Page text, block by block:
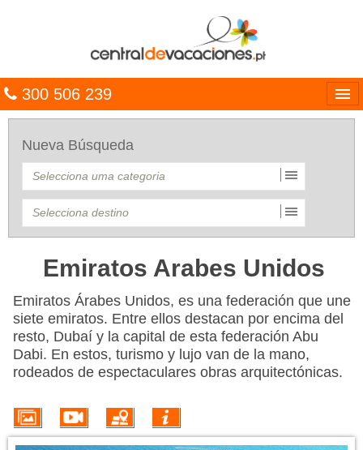
300 506 239
TRIP PLANNER
PACOTES
MULTIDESTINO
CARAÍBAS
CRUZEIROS
PROMOÇÕES
VOO + HOTEL
Nueva Búsqueda
Emiratos Arabes Unidos
Emiratos Árabes Unidos, es una federación que une
siete emiratos. Entre ellos destacan por encima del
resto, Dubaí y la capital de esta federación Abu
Dabi. En estos, turismo y lujo van de la mano,
rodeados de espectaculares obras arquitectónicas.